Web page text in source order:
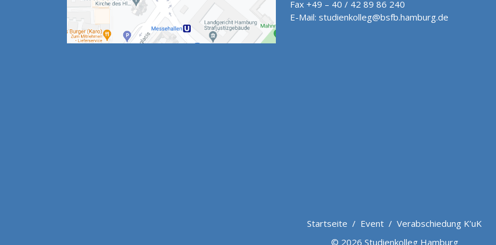
Fax +49 – 40 / 42 89 86 240
E-Mail: studienkolleg@bsfb.hamburg.de
Startseite / Event / Verabschiedung K’uK
© 2026 Studienkolleg Hamburg